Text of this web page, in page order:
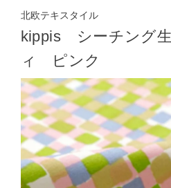
北欧テキスタイル
kippis シーチング
ィ ピンク